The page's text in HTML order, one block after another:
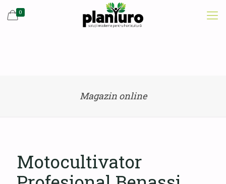
0
Magazin online
Motocultivator